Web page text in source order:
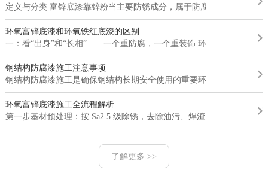
定义与分类 富锌底漆靠锌粉当主要防锈成分，属于防腐涂料。保护金...
环氧富锌底漆和环氧铁红底漆的区别
一：看“出身”和“长相”——一个重防腐，一个重装饰 环氧富锌底...
钢结构防腐漆施工注意事项
钢结构防腐漆施工是确保钢结构长期安全使用的重要环节。钢结构的...
环氧富锌底漆施工全流程解析
第一步基材预处理：按 Sa2.5 级除锈，去除油污、焊渣，确保基材...
了解更多 >>